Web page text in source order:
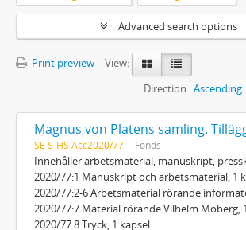
Advanced search options
Print preview
View:
Direction: Ascending
Magnus von Platens samling.
SE S-HS Acc2020/77 Fonds
Innehåller arbetsmaterial, manuskript,
2020/77:1 Manuskript och arbetsmaterial, 1
2020/77:2-6 Arbetsmaterial rörande
2020/77:7 Material rörande Vilhelm Moberg,
2020/77:8 Tryck, 1 kapsel